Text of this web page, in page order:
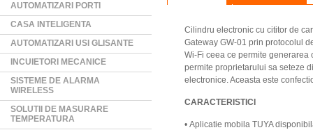
AUTOMATIZARI PORTI
CASA INTELIGENTA
AUTOMATIZARI USI GLISANTE
INCUIETORI MECANICE
SISTEME DE ALARMA
WIRELESS
SOLUTII DE MASURARE
TEMPERATURA
Cilindru electronic cu cititor de
Gateway GW-01 prin protocolul
Wi-Fi ceea ce permite
permite proprietarului sa seteze
electronice. Aceasta este
CARACTERISTICI
• Aplicatie mobila TUYA